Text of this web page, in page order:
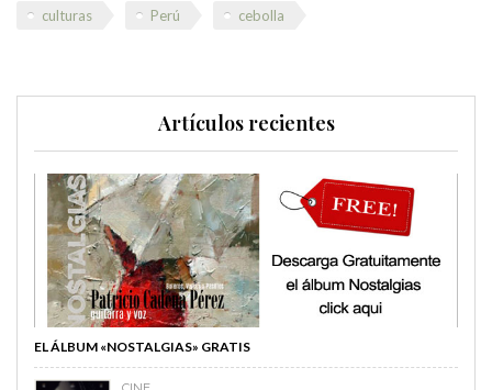
culturas Perú cebolla
Artículos recientes
EL ÁLBUM «NOSTALGIAS» GRATIS